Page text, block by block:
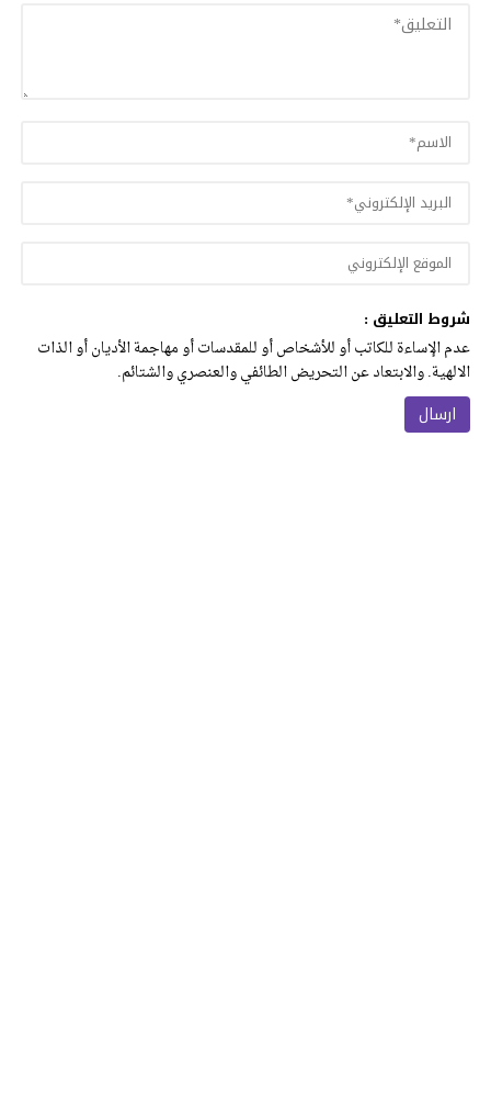
شروط التعليق :
عدم الإساءة للكاتب أو للأشخاص أو للمقدسات أو مهاجمة الأديان أو الذات
الالهية. والابتعاد عن التحريض الطائفي والعنصري والشتائم.